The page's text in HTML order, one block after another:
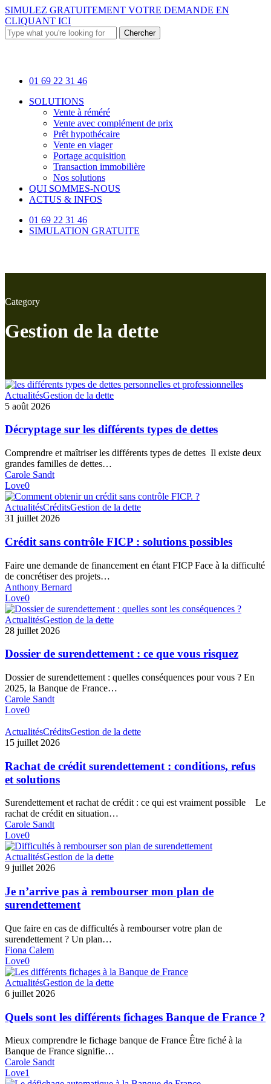
Skip
to
main
content
SIMULEZ GRATUITEMENT VOTRE DEMANDE EN
CLIQUANT ICI
Chercher
01 69 22 31 46
Menu
SOLUTIONS
Vente à réméré
Vente avec complément de prix
Prêt hypothécaire
Vente en viager
Portage acquisition
Transaction immobilière
Nos solutions
QUI SOMMES-NOUS
ACTUS & INFOS
01 69 22 31 46
SIMULATION GRATUITE
Category
Gestion de la dette
Décryptage
sur
différents
de
dettes
ActualitésGestion de la dette
5 août 2026
Décryptage sur les différents types de dettes
Comprendre et maîtriser les différents types de dettes Il existe deux
grandes familles de dettes…
Carole Sandt
Love0
Crédit
sans
FICP :
solutions
possibles
ActualitésCréditsGestion de la dette
31 juillet 2026
Crédit sans contrôle FICP : solutions possibles
Faire une demande de financement en étant FICP Face à la difficulté
de concrétiser des projets…
Anthony Bernard
Love0
Dossier
de
:
que
vous
risquez
ActualitésGestion de la dette
28 juillet 2026
Dossier de surendettement : ce que vous risquez
Dossier de surendettement : quelles conséquences pour vous ? En
2025, la Banque de France…
Carole Sandt
Love0
Rachat
de
surendettement
:
conditions,
et
solutions
ActualitésCréditsGestion de la dette
15 juillet 2026
Rachat de crédit surendettement : conditions, refus
et solutions
Surendettement et rachat de crédit : ce qui est vraiment possible Le
rachat de crédit en situation…
Carole Sandt
Love0
Je
n’arrive
à
rembourser
mon
de
surendettement
ActualitésGestion de la dette
9 juillet 2026
Je n’arrive pas à rembourser mon plan de
surendettement
Que faire en cas de difficultés à rembourser votre plan de
surendettement ? Un plan…
Fiona Calem
Love0
Quels
sont
différents
fichages
Banque
de
France
?
ActualitésGestion de la dette
6 juillet 2026
Quels sont les différents fichages Banque de France ?
Mieux comprendre le fichage banque de France Être fiché à la
Banque de France signifie…
Carole Sandt
Love1